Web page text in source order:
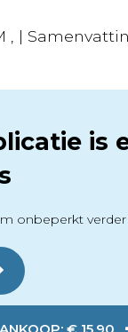
, |
is
onbeperkt verder